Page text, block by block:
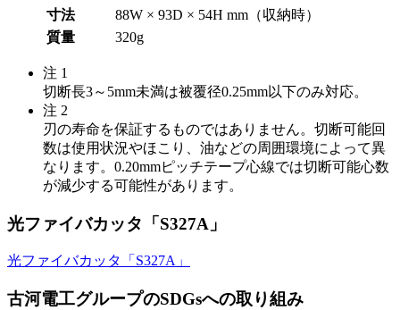
寸法
88W × 93D × 54H mm（収納時）
質量
320g
注 1
切断長3～5mm未満は被覆径0.25mm以下のみ対応。
注 2
刃の寿命を保証するものではありません。切断可能回
数は使用状況やほこり、油などの周囲環境によって異
なります。0.20mmピッチテープ心線では切断可能心数
が減少する可能性があります。
光ファイバカッタ「S327A」
光ファイバカッタ「S327A」
古河電工グループのSDGsへの取り組み